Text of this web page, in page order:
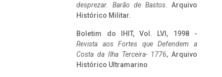
desprezar. Barão de Bastos. Arquivo
Histórico Militar.
Boletim do IHIT, Vol. LVI, 1998 -
Revista aos Fortes que Defendem a
Costa da Ilha Terceira- 1776, Arquivo
Histórico Ultramarino